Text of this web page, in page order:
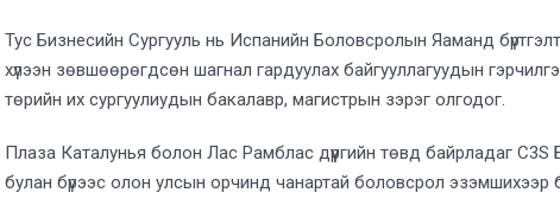
Тус Бизнесийн Сургууль нь Испанийн Боловсролын Яаманд
хүлээн зөвшөөрөгдсөн шагнал гардуулах байгууллагуудын
төрийн их сургуулиудын бакалавр, магистрын зэрэг олгодог.
Плаза Каталунья болон Лас Рамблас дүүргийн төвд байрладаг
булан бүрээс олон улсын орчинд чанартай боловсрол эзэмшихээр